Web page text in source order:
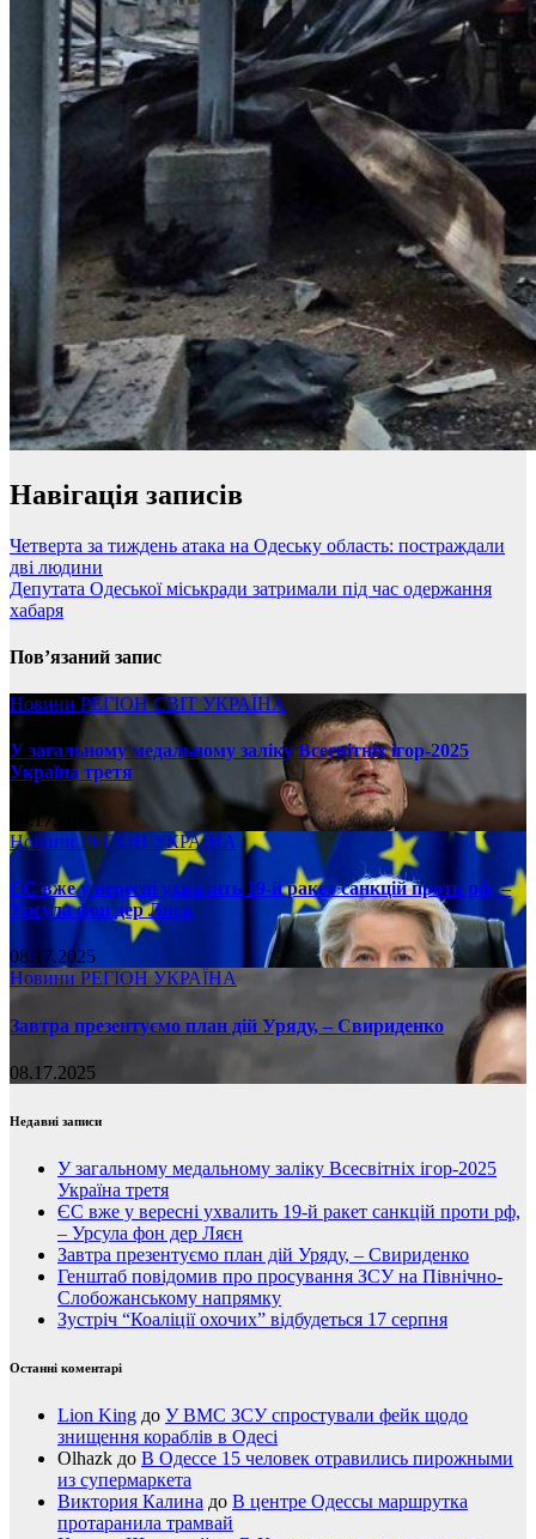
Навігація записів
Четверта за тиждень атака на Одеську область: постраждали
дві людини
Депутата Одеської міськради затримали під час одержання
хабаря
Пов’язаний запис
Новини РЕГІОНСВІТ УКРАЇНА
У загальному медальному заліку Всесвітніх ігор-2025
Україна третя
08.17.2025
НовиниРЕГІОН УКРАЇНА
ЄС вже у вересні ухвалить 19-й ракет санкцій проти рф, –
Урсула фон дер Ляєн
08.17.2025
Новини РЕГІОН УКРАЇНА
Завтра презентуємо план дій Уряду, – Свириденко
08.17.2025
Недавні записи
У загальному медальному заліку Всесвітніх ігор-2025
Україна третя
ЄС вже у вересні ухвалить 19-й ракет санкцій проти рф,
– Урсула фон дер Ляєн
Завтра презентуємо план дій Уряду, – Свириденко
Генштаб повідомив про просування ЗСУ на Північно-
Слобожанському напрямку
Зустріч “Коаліції охочих” відбудеться 17 серпня
Останні коментарі
Lion King до У ВМС ЗСУ спростували фейк щодо
знищення кораблів в Одесі
Olhazk до В Одессе 15 человек отравились пирожными
из супермаркета
Виктория Калина до В центре Одессы маршрутка
протаранила трамвай